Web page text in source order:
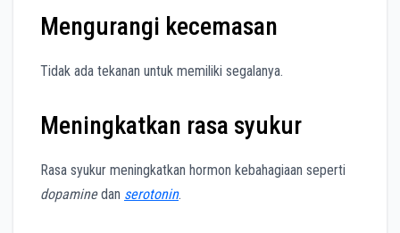
Mengurangi kecemasan
Tidak ada tekanan untuk memiliki segalanya.
Meningkatkan rasa syukur
Rasa syukur meningkatkan hormon kebahagiaan seperti
dopaminedan serotonin.